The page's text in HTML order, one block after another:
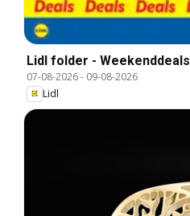
Lidl folder - Weekenddeals
07-08-2026- 09-08-2026
Lidl